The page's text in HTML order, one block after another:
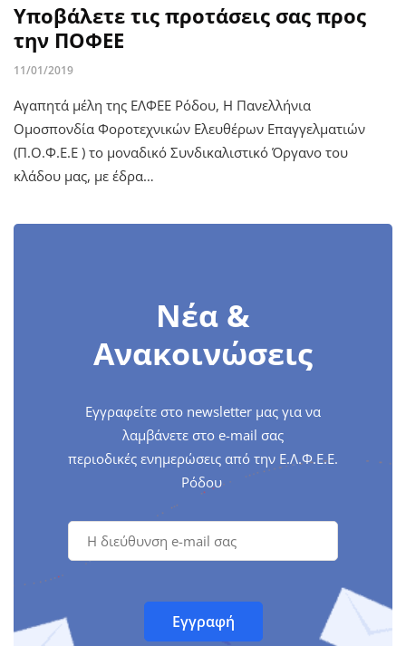
Υποβάλετε τις προτάσεις σας προς
την ΠΟΦΕΕ
11/01/2019
Αγαπητά μέλη της ΕΛΦΕΕ Ρόδου, Η Πανελλήνια
Ομοσπονδία Φοροτεχνικών Ελευθέρων Επαγγελματιών
(Π.Ο.Φ.Ε.Ε ) το μοναδικό Συνδικαλιστικό Όργανο του
κλάδου μας, με έδρα…
Νέα &
Ανακοινώσεις
Εγγραφείτε στο newsletter μας για να
λαμβάνετε στο e-mail σας
περιοδικές ενημερώσεις από την Ε.Λ.Φ.Ε.Ε.
Ρόδου